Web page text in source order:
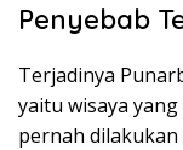
Penyebab
Terjadinya
yaitu wisaya
pernah dilakukan